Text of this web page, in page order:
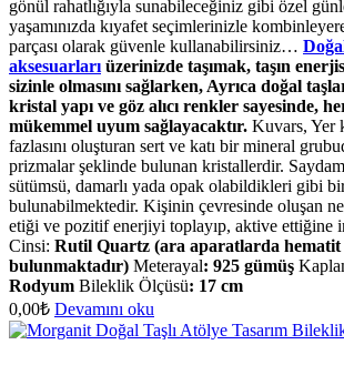
gönül rahatlığıyla sunabileceğiniz gibi özel
yaşamınızda kıyafet seçimlerinizle
parçası olarak güvenle kullanabilirsiniz…
aksesuarları üzerinizde taşımak, taşın
sizinle olmasını sağlarken, Ayrıca doğal
kristal yapı ve göz alıcı renkler sayesinde,
mükemmel uyum sağlayacaktır. Kuvars, Yer
fazlasını oluşturan sert ve katı bir mineral
prizmalar şeklinde bulunan kristallerdir.
sütümsü, damarlı yada opak olabildikleri gibi
bulunabilmektedir. Kişinin çevresinde oluşan
etiği ve pozitif enerjiyi toplayıp, aktive ettiğine
Cinsi: Rutil Quartz (ara aparatlarda hematit
bulunmaktadır) Meterayal: 925 gümüş
Rodyum Bileklik Ölçüsü: 17 cm
0,00₺ Devamını oku